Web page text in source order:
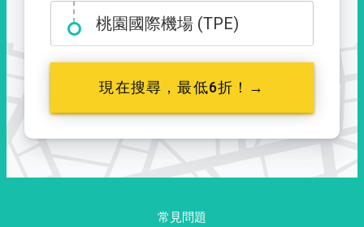
桃園國際機場 (TPE)
現在搜尋，最低6折！→
常見問題